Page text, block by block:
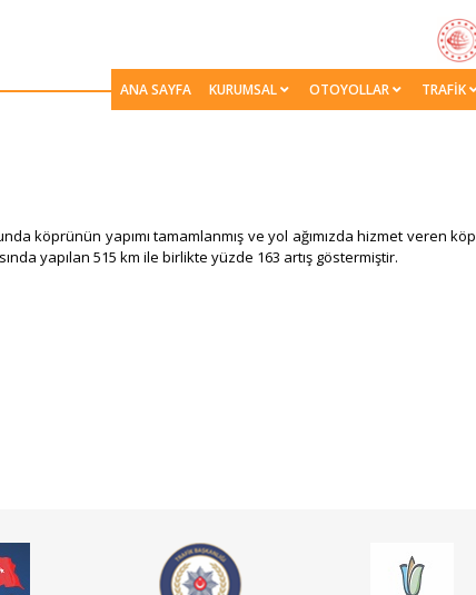
ANA SAYFA KURUMSAL OTOYOLLAR TRAFİK
köprünün yapımı tamamlanmış ve yol ağımızda hizmet veren
yapılan 515 km ile birlikte yüzde 163 artış göstermiştir.